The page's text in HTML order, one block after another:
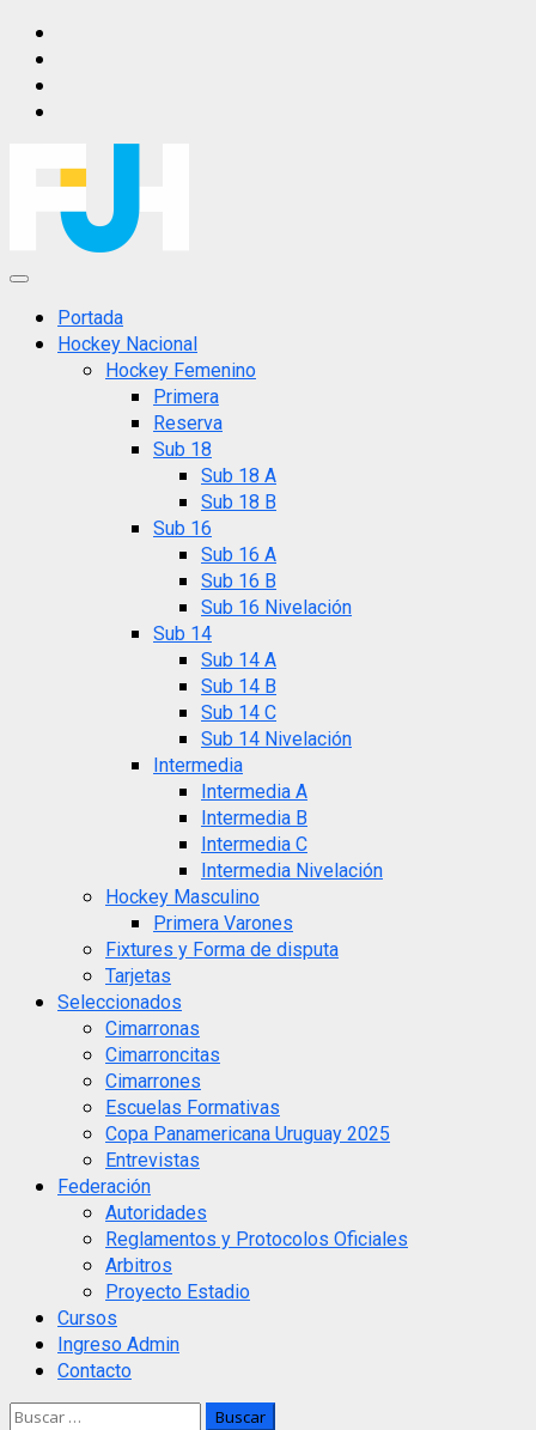
Saltar
contenido
Menú
principalPortada
Hockey Nacional
Hockey Femenino
Primera
Reserva
Sub 18
Sub 18 A
Sub 18 B
Sub 16
Sub 16 A
Sub 16 B
Sub 16 Nivelación
Sub 14
Sub 14 A
Sub 14 B
Sub 14 C
Sub 14 Nivelación
Intermedia
Intermedia A
Intermedia B
Intermedia C
Intermedia Nivelación
Hockey Masculino
Primera Varones
Fixtures y Forma de disputa
Tarjetas
Seleccionados
Cimarronas
Cimarroncitas
Cimarrones
Escuelas Formativas
Copa Panamericana Uruguay 2025
Entrevistas
Federación
Autoridades
Reglamentos y Protocolos Oficiales
Arbitros
Proyecto Estadio
Cursos
Ingreso Admin
Contacto
Buscar: